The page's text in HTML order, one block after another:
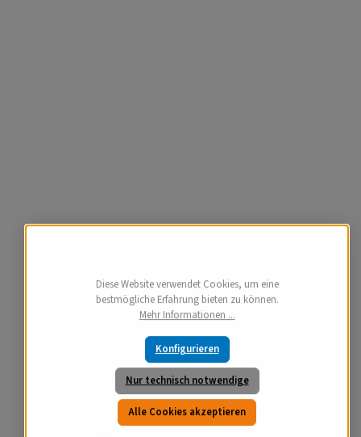
Diese Website verwendet Cookies, um eine
bestmögliche Erfahrung bieten zu können.
Mehr Informationen ...
Nur technisch notwendige
Konfigurieren
Alle Cookies akzeptieren